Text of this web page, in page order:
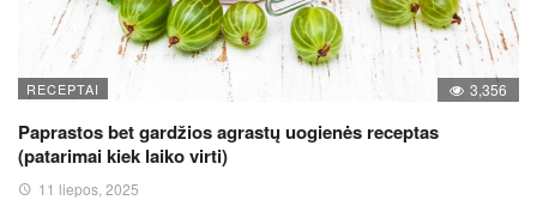
RECEPTAI 3,356
Paprastos bet gardžios agrastų uogienės receptas
(patarimai kiek laiko virti)
11 liepos, 2025